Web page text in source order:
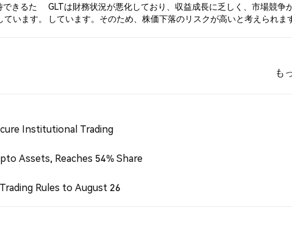
できるた
います。
GLTは財務状況が悪化しており、収益成長に乏しく、市場競争
しています。そのため、株価下落のリスクが高いと考えられま
も
Institutional Trading
Assets, Reaches 54% Share
Rules to August 26